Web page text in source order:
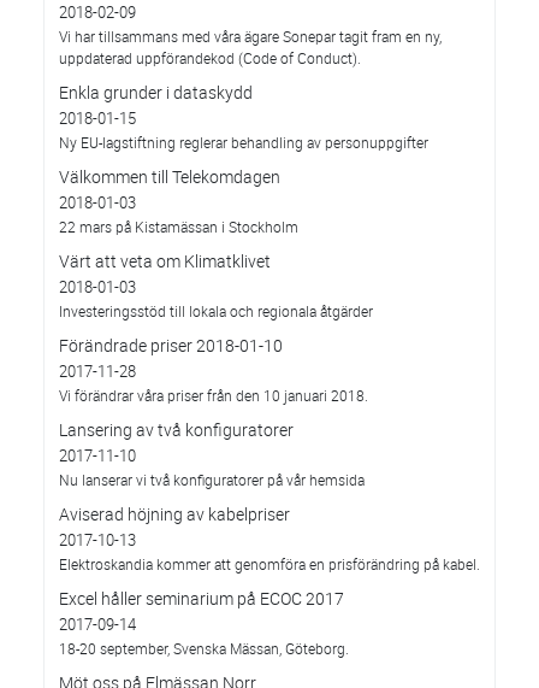
2018-02-09
Vi har tillsammans med våra ägare Sonepar tagit fram en ny,
uppdaterad uppförandekod (Code of Conduct).
Enkla grunder i dataskydd
2018-01-15
Ny EU-lagstiftning reglerar behandling av personuppgifter
Välkommen till Telekomdagen
2018-01-03
22 mars på Kistamässan i Stockholm
Värt att veta om Klimatklivet
2018-01-03
Investeringsstöd till lokala och regionala åtgärder
Förändrade priser 2018-01-10
2017-11-28
Vi förändrar våra priser från den 10 januari 2018.
Lansering av två konfiguratorer
2017-11-10
Nu lanserar vi två konfiguratorer på vår hemsida
Aviserad höjning av kabelpriser
2017-10-13
Elektroskandia kommer att genomföra en prisförändring på kabel.
Excel håller seminarium på ECOC 2017
2017-09-14
18-20 september, Svenska Mässan, Göteborg.
Möt oss på Elmässan Norr